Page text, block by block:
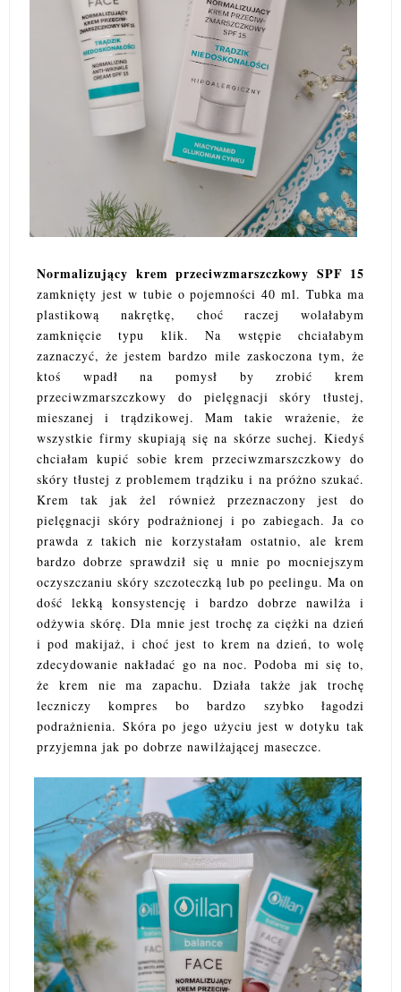
Normalizujący krem przeciwzmarszczkowy SPF 15
zamknięty jest w tubie o pojemności 40ml. Tubka ma
plastikową nakrętkę, choć raczej wolałabym
zamknięcie typu klik. Na wstępie chciałabym
zaznaczyć, że jestem bardzo mile zaskoczona tym, że
ktoś wpadł na pomysł by zrobić krem
przeciwzmarszczkowy do pielęgnacji skóry tłustej,
mieszanej i trądzikowej. Mam takie wrażenie, że
wszystkie firmy skupiają się na skórze suchej. Kiedyś
chciałam kupić sobie krem przeciwzmarszczkowy do
skóry tłustej z problemem trądziku i na próżno szukać.
Krem tak jak żel również przeznaczony jest do
pielęgnacji skóry podrażnionej i po zabiegach. Ja co
prawda z takich nie korzystałam ostatnio, ale krem
bardzo dobrze sprawdził się u mnie po mocniejszym
oczyszczaniu skóry szczoteczką lub po peelingu. Ma on
dość lekką konsystencję i bardzo dobrze nawilża i
odżywia skórę. Dla mnie jest trochę za ciężki na dzień
i pod makijaż, i choć jest to krem na dzień, to wolę
zdecydowanie nakładać go na noc. Podoba mi się to,
że krem nie ma zapachu. Działa także jak trochę
leczniczy kompres bo bardzo szybko łagodzi
podrażnienia. Skóra po jego użyciu jest w dotyku tak
przyjemna jak po dobrze nawilżającej maseczce.